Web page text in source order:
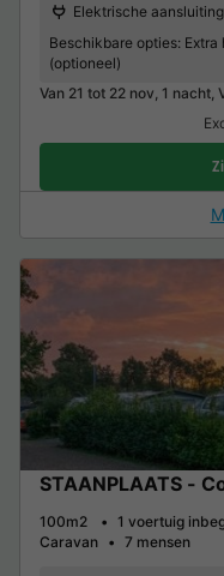
Elektrische
Beschikbare opties: Extra
(optioneel)
Van 21 tot 22 nov, 1 nacht,
STAANPLAATS -
100m2 1 voertuig
Caravan
7 mensen